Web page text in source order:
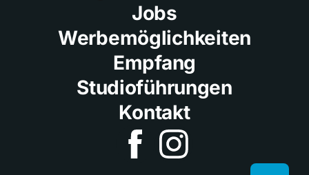
Jobs
Werbemöglichkeiten
Empfang
Studioführungen
Kontakt